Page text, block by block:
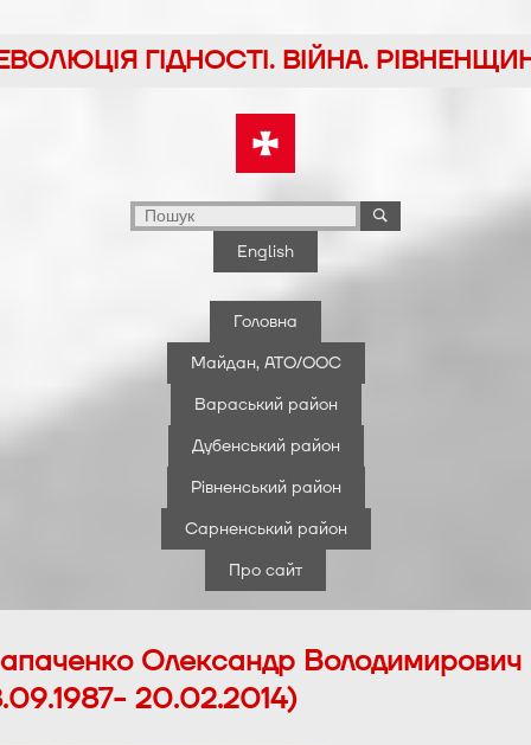
ГІДНОСТІ. ВІЙНА.
English
Головна
Майдан, АТО/ООС
Вараський район
Дубенський район
Рівненський район
Сарненський район
Про сайт
Олександр Володимирович
20.02.2014)